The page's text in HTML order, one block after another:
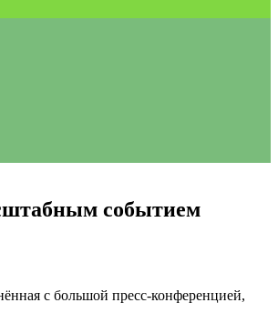
событием
с большой пресс-конференцией,